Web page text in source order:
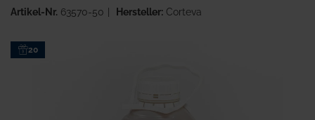
Zum20
Artikel-Nr. 63570-50 Hersteller:Corteva